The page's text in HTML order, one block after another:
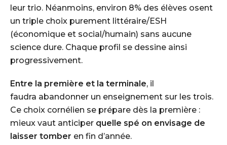
leur trio. Néanmoins, environ 8% des élèves osent
un triple choix purement littéraire/ESH
(économique et social/humain) sans aucune
science dure. Chaque profil se dessine ainsi
progressivement.
Entre la première et la terminale, il
faudra abandonner un enseignement sur les trois.
Ce choix cornélien se prépare dès la première :
mieux vaut anticiper quelle spé on envisage de
laisser tomber en fin d’année.